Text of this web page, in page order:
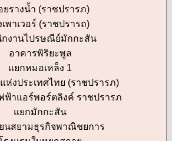
ยรางน้ำ (ราชปรารภ)
เพาเวอร์ (ราชปรารถ)
กงานไปรษณีย์มักกะสัน
อาคารพิริยะพูล
แยกหมอเหล็ง 1
ห่งประเทศไทย (ราชปรารภ)
ฟ้าแอร์พอร์ตลิงค์ ราชปรารภ
แยกมักกะสัน
ยนสยามธุรกิจพาณิชยการ